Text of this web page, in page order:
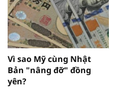
Vì sao Mỹ cùng Nhật
Bản "nâng đỡ" đồng
yên?